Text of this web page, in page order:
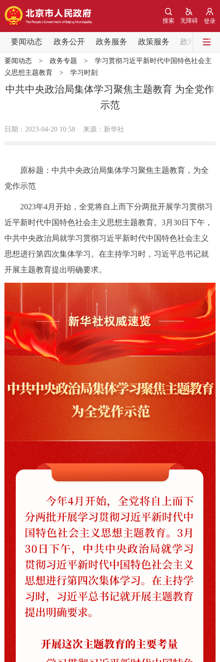
登录
无障碍
搜索
要闻动态 政务公开 政务服务 政策服务 政民互动
要闻动态
党中央精神 国务院信息 中央部委动态
北京要闻 会议信息 部门动态
市领导 机构职能 政策服务
政策兑现 政策解读 回应关切
决策公开 专题公开
政务服务
个人服务 法人服务 部门服务
便民服务 利企服务 投资项目
中介服务 阳光政务
政民互动
12345网上接诉即办 我要咨询 我要建议
参与调查 在线访谈 图说互动
走进北京
北京概况 人文北京
绿色北京 图说北京 视频北京
多语种
ENGLISH 한국어 日本語
DEUTSCH FRANÇAIS РУССКИЙ ЯЗЫК
ESPAÑOL
ITALIANO
要闻动态> 政务专题 > 学习贯彻习近平新时代中国特色社会主
义思想主题教育 > 学习时刻
中共中央政治局集体学习聚焦主题教育 为全党作
示范
日期：2023-04-20 10:58 来源：新华社
原标题：中共中央政治局集体学习聚焦主题教育，为全
党作示范
2023年4月开始，全党将自上而下分两批开展学习贯彻习
近平新时代中国特色社会主义思想主题教育。3月30日下午，
中共中央政治局就学习贯彻习近平新时代中国特色社会主义
思想进行第四次集体学习。在主持学习时，习近平总书记就
开展主题教育提出明确要求。